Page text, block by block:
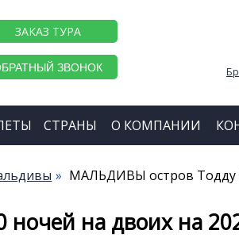
ЗАКАЗ ТУРА
ЗВОНОК
СТРАНЫ О КОМПАНИИ
МАЛЬДИВЫ остров Тодду
на двоих на